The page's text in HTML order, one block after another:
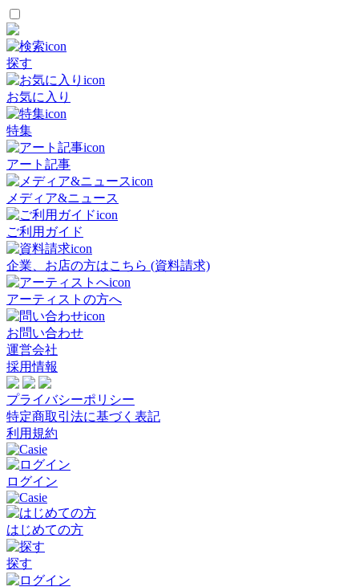
探す
お気に入り
特集
アート記事
メディア&ニュース
ご利用ガイド
企業、お店の方はこちら (資料請求)
アーティストの方へ
お問い合わせ
運営会社
採用情報
プライバシーポリシー
特定商取引法に基づく表記
利用規約
ログイン
はじめての方
探す